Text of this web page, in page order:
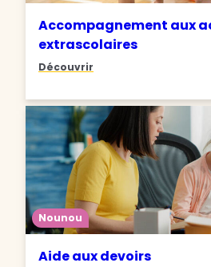
Accompagnement aux
extrascolaires
Découvrir
Nounou
Aide aux devoirs